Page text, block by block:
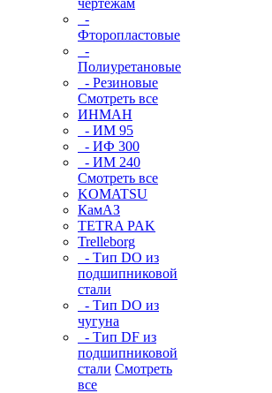
чертежам
-
Фторопластовые
-
Полиуретановые
- Резиновые
Смотреть все
ИНМАН
- ИМ 95
- ИФ 300
- ИМ 240
Смотреть все
KOMATSU
КамАЗ
TETRA PAK
Trelleborg
- Тип DO из
подшипниковой
стали
- Тип DO из
чугуна
- Тип DF из
подшипниковой
стали Смотреть
все